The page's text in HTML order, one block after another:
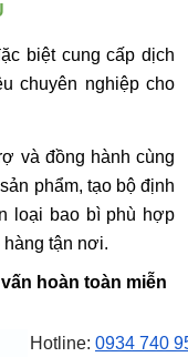
biệt cung cấp dịch
chuyên nghiệp cho
và đồng hành cùng
phẩm, tạo bộ định
loại bao bì phù hợp
tận nơi.
hoàn toàn miễn
Hotline: 0934 740